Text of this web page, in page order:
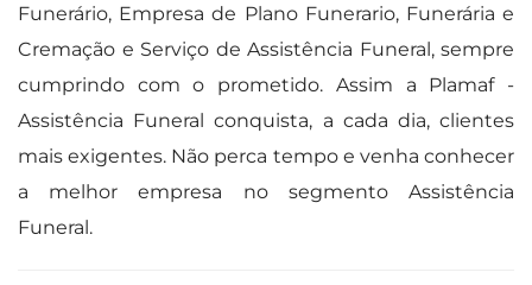
Funerário, Empresa de Plano Funerario, Funerária e
Cremação e Serviço de Assistência Funeral, sempre
cumprindo com o prometido. Assim a Plamaf -
Assistência Funeral conquista, a cada dia, clientes
mais exigentes. Não perca tempo e venha conhecer
a melhor empresa no segmento Assistência
Funeral.